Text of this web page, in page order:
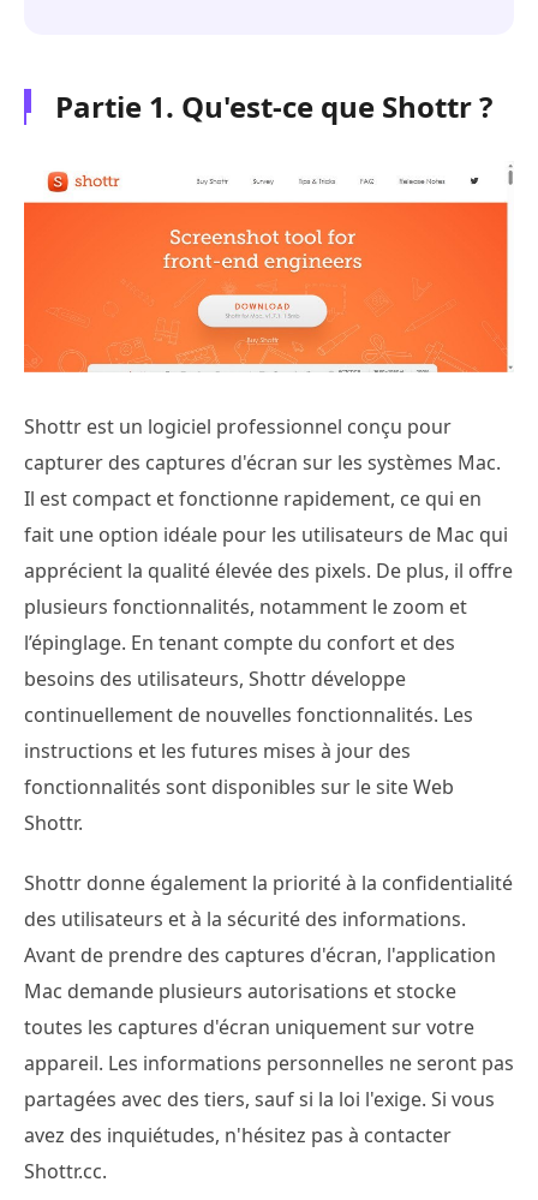
Partie 1. Qu'est-ce que Shottr ?
Shottr est un logiciel professionnel conçu pour
capturer des captures d'écran sur les systèmes Mac.
Il est compact et fonctionne rapidement, ce qui en
fait une option idéale pour les utilisateurs de Mac qui
apprécient la qualité élevée des pixels. De plus, il offre
plusieurs fonctionnalités, notamment le zoom et
l’épinglage. En tenant compte du confort et des
besoins des utilisateurs, Shottr développe
continuellement de nouvelles fonctionnalités. Les
instructions et les futures mises à jour des
fonctionnalités sont disponibles sur le site Web
Shottr.
Shottr donne également la priorité à la confidentialité
des utilisateurs et à la sécurité des informations.
Avant de prendre des captures d'écran, l'application
Mac demande plusieurs autorisations et stocke
toutes les captures d'écran uniquement sur votre
appareil. Les informations personnelles ne seront pas
partagées avec des tiers, sauf si la loi l'exige. Si vous
avez des inquiétudes, n'hésitez pas à contacter
Shottr.cc.